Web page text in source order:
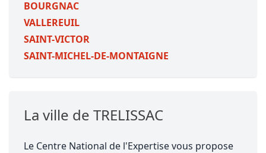
BOURGNAC
VALLEREUIL
SAINT-VICTOR
SAINT-MICHEL-DE-MONTAIGNE
La ville de TRELISSAC
Le Centre National de l'Expertise vous propose